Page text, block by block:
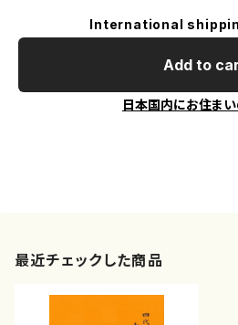
International
Add to
日本国内にお住ま
最近チェックした商品